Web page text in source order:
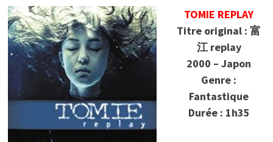
TOMIE REPLAY
Titre original : 富
江 replay
2000 – Japon
Genre :
Fantastique
Durée : 1h35